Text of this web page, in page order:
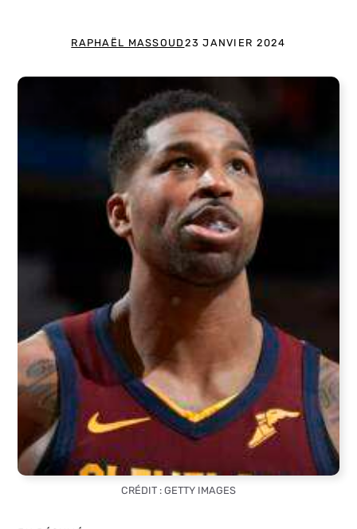
RAPHAËL MASSOUD 23 JANVIER 2024
CRÉDIT : GETTY IMAGES